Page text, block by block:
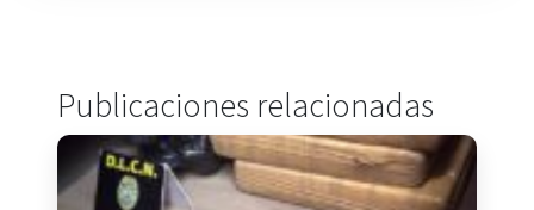
Publicaciones relacionadas